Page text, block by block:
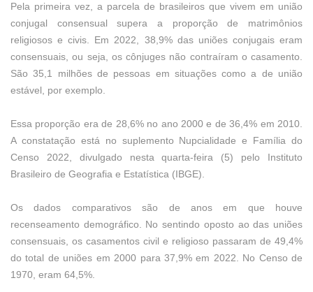
Pela primeira vez, a parcela de brasileiros que vivem em união
conjugal consensual supera a proporção de matrimônios
religiosos e civis. Em 2022, 38,9% das uniões conjugais eram
consensuais, ou seja, os cônjuges não contraíram o casamento.
São 35,1 milhões de pessoas em situações como a de união
estável, por exemplo.
Essa proporção era de 28,6% no ano 2000 e de 36,4% em 2010.
A constatação está no suplemento Nupcialidade e Família do
Censo 2022, divulgado nesta quarta-feira (5) pelo Instituto
Brasileiro de Geografia e Estatística (IBGE).
Os dados comparativos são de anos em que houve
recenseamento demográfico. No sentindo oposto ao das uniões
consensuais, os casamentos civil e religioso passaram de 49,4%
do total de uniões em 2000 para 37,9% em 2022. No Censo de
1970, eram 64,5%.